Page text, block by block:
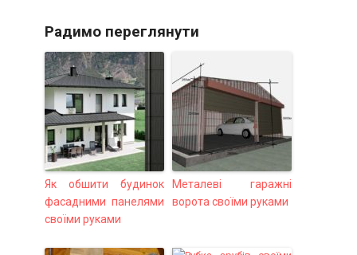
Радимо переглянути
Як обшити будинок
фасадними панелями
своїми руками
Металеві гаражні
ворота своїми руками